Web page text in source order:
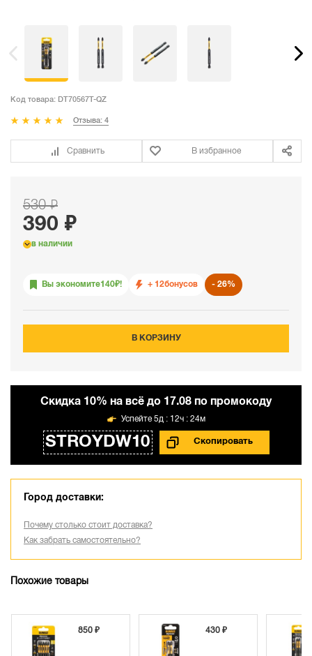
Код товара: DT70567T-QZ
Отзыва: 4
Сравнить В избранное
530 ₽
390 ₽
в наличии
Вы экономите140₽! + 12бонусов 26%
В КОРЗИНУ
Cкидка 10% на всё до 17.08 по промокоду
STROYDW10
5д : 12ч : 24м
Город доставки:
Почему столько стоит доставка?
Как забрать самостоятельно?
Похожие товары